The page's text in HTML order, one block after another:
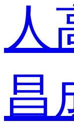
人
昌